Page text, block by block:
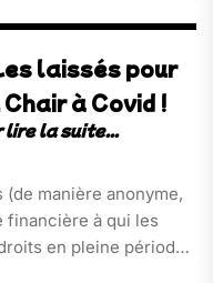
laissés pour
à Covid !
manière anonyme,
financière à qui les
en pleine période